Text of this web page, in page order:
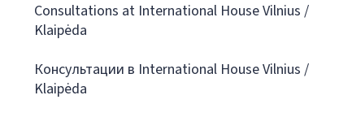
Consultations at International House Vilnius /
Klaipėda
Консультации в International House Vilnius /
Klaipėda